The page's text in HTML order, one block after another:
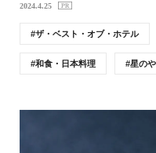
2024.4.25
ザ・ベスト・オブ・ホテル
和食・日本料理 星のや